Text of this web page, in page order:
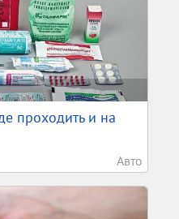
проходить и на
Авто